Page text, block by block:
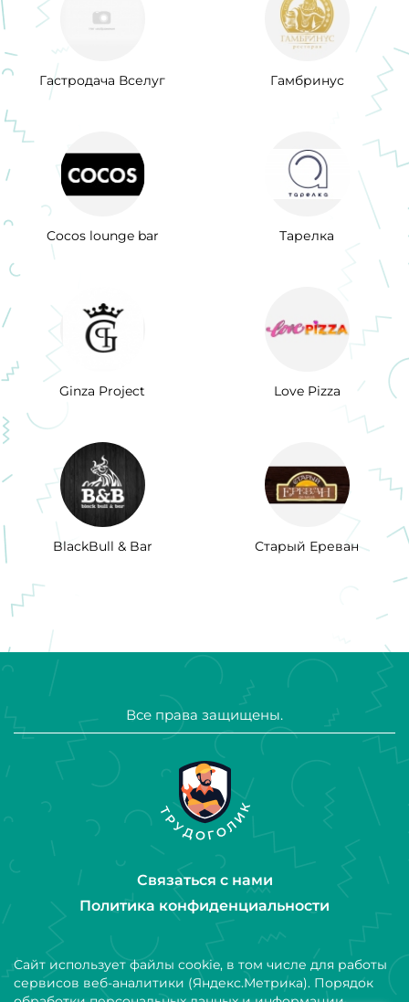
Гастродача Вселуг Гамбринус
Cocos lounge bar Тарелка
Ginza Project Love Pizza
BlackBull & Bar Старый Ереван
Все права защищены.
Связаться с нами
Политика конфиденциальности
Сайт использует файлы cookie, в том числе для работы
сервисов веб-аналитики (Яндекс.Метрика). Порядок